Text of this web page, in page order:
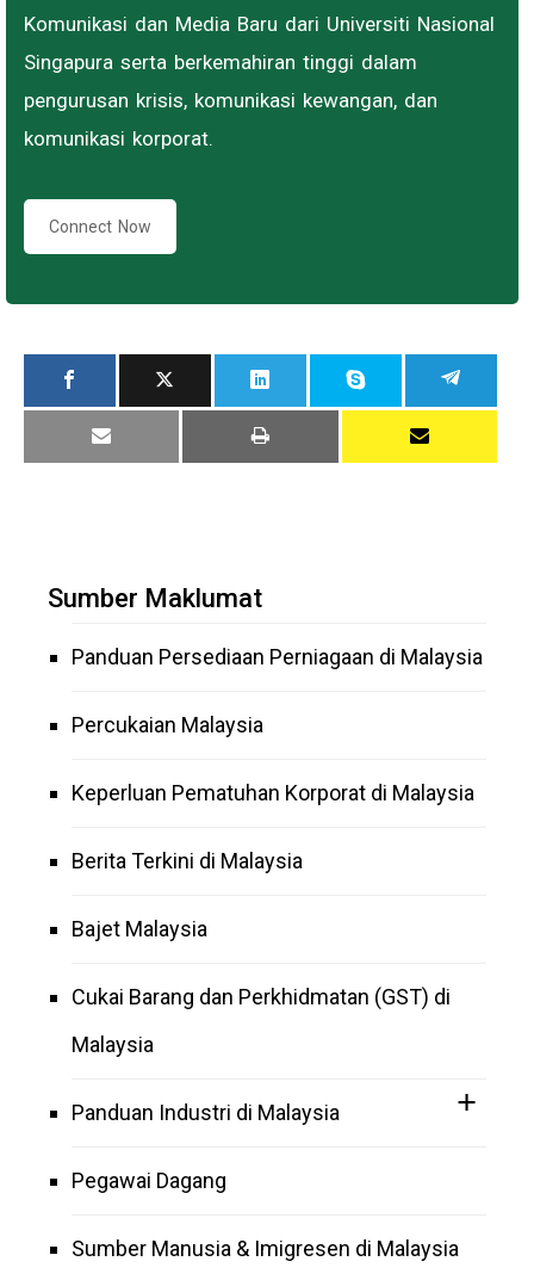
Komunikasi dan Media Baru dari Universiti Nasional
Singapura serta berkemahiran tinggi dalam
pengurusan krisis, komunikasi kewangan, dan
komunikasi korporat.
Connect Now
Sumber Maklumat
Panduan Persediaan Perniagaan di Malaysia
Percukaian Malaysia
Keperluan Pematuhan Korporat di Malaysia
Berita Terkini di Malaysia
Bajet Malaysia
Cukai Barang dan Perkhidmatan (GST) di
Malaysia
Panduan Industri di Malaysia
Pegawai Dagang
Sumber Manusia & Imigresen di Malaysia